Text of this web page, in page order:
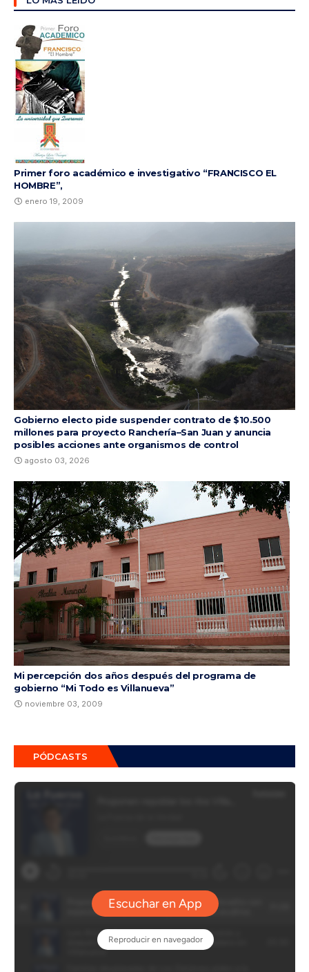
Primer foro académico e investigativo “FRANCISCO EL
HOMBRE”,
enero 19, 2009
Gobierno electo pide suspender contrato de $10.500
millones para proyecto Ranchería–San Juan y anuncia
posibles acciones ante organismos de control
agosto 03, 2026
Mi percepción dos años después del programa de
gobierno “Mi Todo es Villanueva”
noviembre 03, 2009
PÓDCASTS